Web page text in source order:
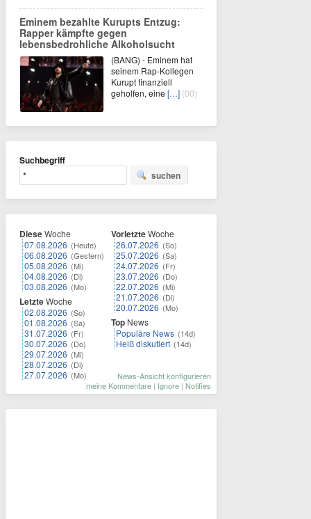
Eminem bezahlte Kurupts Entzug:
Rapper kämpfte gegen
lebensbedrohliche Alkoholsucht
(BANG) - Eminem hat
seinem Rap-Kollegen
Kurupt finanziell
geholfen, eine […] (00)
Suchbegriff
suchen
DieseWoche
07.08.2026 (Heute)
06.08.2026 (Gestern)
05.08.2026 (Mi)
04.08.2026 (Di)
03.08.2026 (Mo)
LetzteWoche
02.08.2026 (So)
01.08.2026 (Sa)
31.07.2026 (Fr)
30.07.2026 (Do)
29.07.2026 (Mi)
28.07.2026 (Di)
27.07.2026 (Mo)
VorletzteWoche
26.07.2026 (So)
25.07.2026 (Sa)
24.07.2026 (Fr)
23.07.2026 (Do)
22.07.2026 (Mi)
21.07.2026 (Di)
20.07.2026 (Mo)
Top News
Populäre News (14d)
Heiß diskutiert (14d)
News-Ansicht konfigurieren
meine Kommentare | Ignore | Notifies